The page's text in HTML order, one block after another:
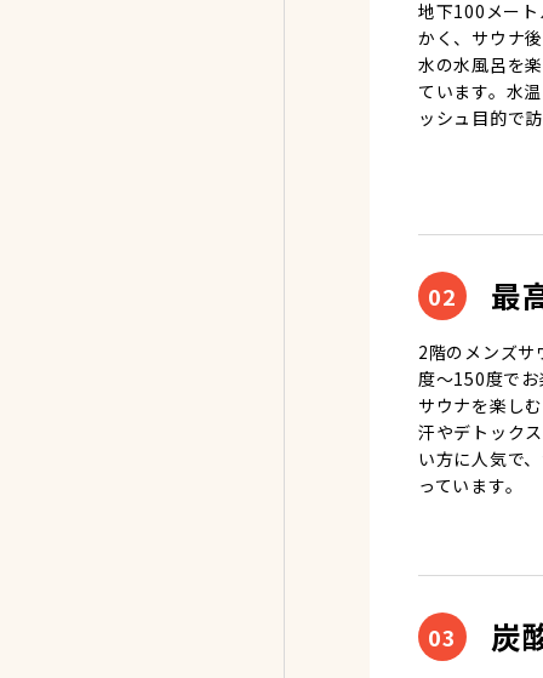
地下100メー
かく、サウナ
水の水風呂を
ています。水
ッシュ目的で
02 最
2階のメンズ
度〜150度で
サウナを楽し
汗やデトック
い方に人気で
っています。
03 炭